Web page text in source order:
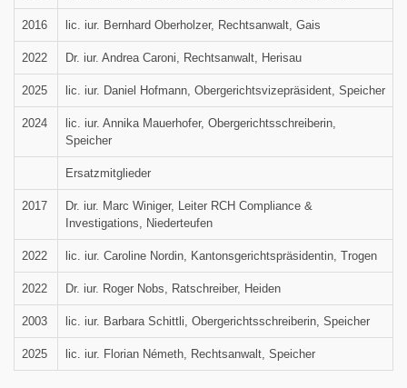
2016 lic. iur. Bernhard Oberholzer, Rechtsanwalt, Gais
2022 Dr. iur. Andrea Caroni, Rechtsanwalt, Herisau
2025 lic. iur. Daniel Hofmann, Obergerichtsvizepräsident, Speicher
2024
lic. iur. Annika Mauerhofer, Obergerichtsschreiberin,
Speicher
Ersatzmitglieder
2017
Dr. iur. Marc Winiger, Leiter RCH Compliance &
Investigations, Niederteufen
2022 lic. iur. Caroline Nordin, Kantonsgerichtspräsidentin, Trogen
2022 Dr. iur. Roger Nobs, Ratschreiber, Heiden
2003 lic. iur. Barbara Schittli, Obergerichtsschreiberin, Speicher
2025 lic. iur. Florian Németh, Rechtsanwalt, Speicher